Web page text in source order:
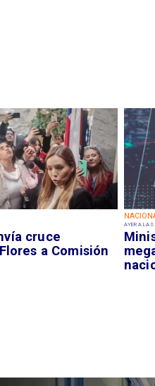
cruce
a Comisión
AYER A LAS